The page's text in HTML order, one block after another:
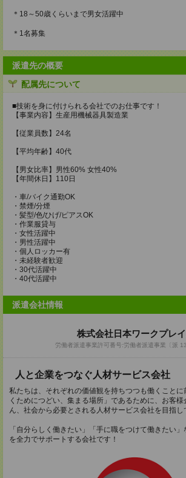
＊18～50歳くらいまで男女活躍中
＊1名募集
派遣先の概要
配属先について
■技術を身に付けられる会社でのお仕事です！
【事業内容】生産用機械器具製造業
【従業員数】24名
【平均年齢】40代
【男女比率】男性60% 女性40%
【年間休日】110日
・車/バイク通勤OK
・禁煙/分煙
・髪型/色/ひげ/ピアスOK
・作業服貸与
・女性活躍中
・男性活躍中
・個人ロッカー有
・未経験者歓迎
・30代活躍中
・40代活躍中
派遣会社情報
株式会社日本ワークプレ
労働者派遣事業許可番号:労働者派遣事業〔派
人と企業をつなぐ人材サービス会社
私たちは、それぞれの価値観を持ちつつも働くこと
くためにつどい、集まる場所」であるために、お客
ん、社会から必要とされる人材サービス会社を目指し
「自分らしく働きたい」「手に職をつけて働きたい
を全力でサポートする会社です！